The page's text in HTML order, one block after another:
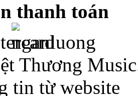
thanh toán
Thương
tin từ website